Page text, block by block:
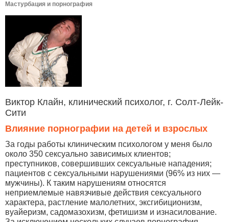
Мастурбация и порнография
Виктор Клайн, клинический психолог, г. Солт-Лейк-
Сити
Влияние порнографии на детей и взрослых
За годы работы клиническим психологом у меня было
около 350 сексуально зависимых клиентов;
преступников, совершивших сексуальные нападения;
пациентов с сексуальными нарушениями (96% из них —
мужчины). К таким нарушениям относятся
неприемлемые навязчивые действия сексуального
характера, растление малолетних, эксгибиционизм,
вуайеризм, садомазохизм, фетишизм и изнасилование.